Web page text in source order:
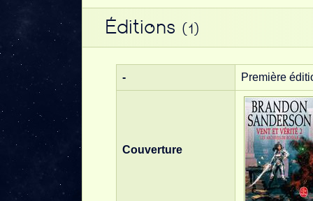
Éditions (1)
- Première
Couverture